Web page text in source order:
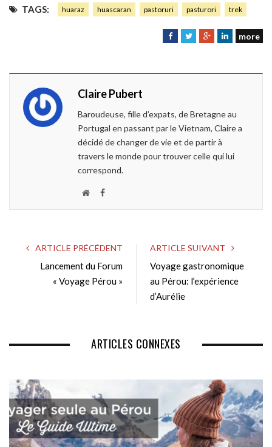
TAGS: huaraz huascaran pastoruri pasturori trek
F
o
k
T
r
G
+
L
I
n
more
Claire Pubert
Baroudeuse, fille d’expats, de Bretagne au
Portugal en passant par le Vietnam, Claire a
décidé de changer de vie et de partir à
travers le monde pour trouver celle qui lui
correspond.
W
i
t
e
F
b
o
o
ARTICLE PRÉCÉDENT
Lancement du Forum
« Voyage Pérou »
ARTICLE SUIVANT
Voyage gastronomique
au Pérou: l’expérience
d’Aurélie
ARTICLES CONNEXES